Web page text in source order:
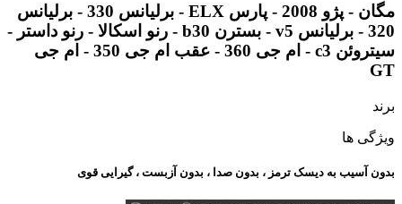
مگان - پژو 2008 - پارس ELX - برلیانس 330 - برلیانس
320 - برلیانس v5 - بسترن b30 - رنو اسکالا - رنو داستر -
سیتروئن c3 - ام جی 360 - عقب ام جی 350 - ام جی
GT
برند
ویژگی ها
بدون آسیب به دیسک ترمز ، بدون صدا ، بدون آزبست ، گیرایی قوی​